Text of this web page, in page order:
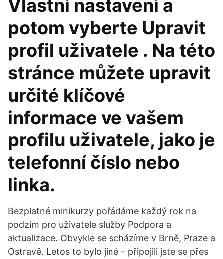
Vlastní nastavení a
potom vyberte Upravit
profil uživatele . Na této
stránce můžete upravit
určité klíčové
informace ve vašem
profilu uživatele, jako je
telefonní číslo nebo
linka.
Bezplatné minikurzy pořádáme každý rok na
podzim pro uživatele služby Podpora a
aktualizace. Obvykle se scházíme v Brně, Praze a
Ostravě. Letos to bylo jiné – připojili jste se přes